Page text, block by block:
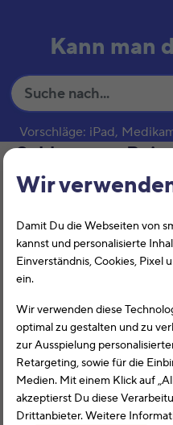
Wir
Damit Du die Webseiten von
kannst und personalisierte
Einverständnis, Cookies, Pixel
ein.
Wir verwenden diese
optimal zu gestalten und zu
zur Ausspielung
Retargeting, sowie für die
Medien. Mit einem Klick auf
akzeptierst Du diese
Drittanbieter. Weitere
Kann man
S
u
h
Vorschläge: iPad,
Schlagwort:
Die Kosten für
Personalausweis,
zählen meist zu den
Lebensführung und